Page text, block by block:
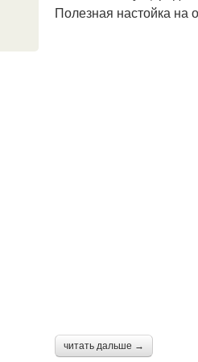
Полезная настойка на
читать дальше →